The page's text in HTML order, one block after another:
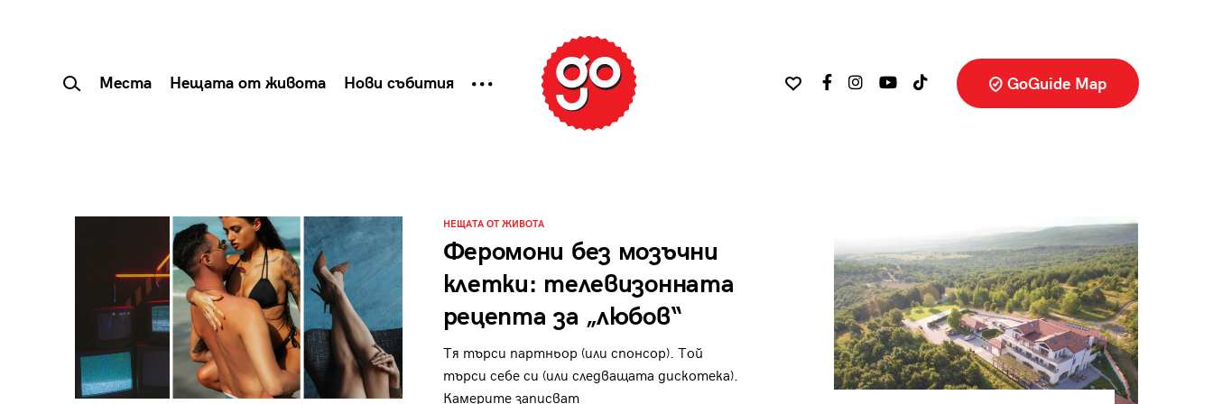
Места Нещата от живота Нови събития GoGuide Map
НЕЩАТА ОТ ЖИВОТА
Феромони без мозъчни
клетки: телевизонната
рецепта за „любов“
Тя търси партньор (или спонсор). Той
търси себе си (или следващата дискотека).
Камерите записват